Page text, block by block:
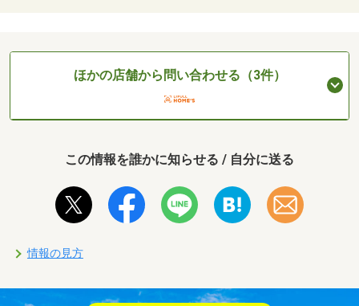
ほかの店舗から問い合わせる（3件）
この情報を誰かに知らせる / 自分に送る
情報の見方